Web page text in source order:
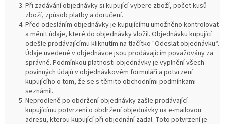
Při zadávání objednávky si kupující vybere zboží, počet kusů
zboží, způsob platby a doručení.
Před odesláním objednávky je kupujícímu umožněno kontrolovat
a měnit údaje, které do objednávky vložil. Objednávku kupující
odešle prodávajícímu kliknutím na tlačítko "Odeslat objednávku“.
Údaje uvedené v objednávce jsou prodávajícím považovány za
správné. Podmínkou platnosti objednávky je vyplnění všech
povinných údajů v objednávkovém formuláři a potvrzení
kupujícího o tom, že se s těmito obchodními podmínkami
seznámil.
Neprodleně po obdržení objednávky zašle prodávající
kupujícímu potvrzení o obdržení objednávky na e-mailovou
adresu, kterou kupující při objednání zadal. Toto potvrzení je